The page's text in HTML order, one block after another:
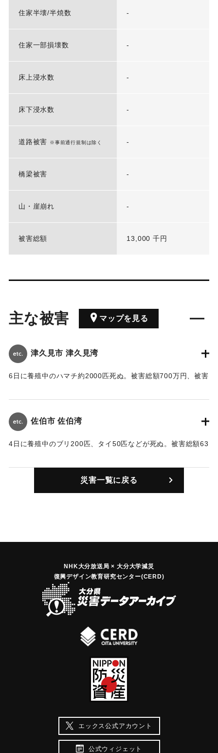
住家半壊/半焼数 -
住家一部損壊数 -
床上浸水数 -
床下浸水数 -
道路被害 ※事前通行規制は除く -
橋梁被害 -
山・崖崩れ -
被害総額 13,000 千円
主な被害 マップを見る
津久見市 津久見湾
6日に養殖中のハマチ約2000匹死ぬ。被害総額700万円、被害
佐伯市 佐伯湾
4日に養殖中のブリ200匹、タイ50匹などが死ぬ。被害総額63
265匹、チダイ5500匹など死ぬ。被害総額約500万円。
災害一覧に戻る
NHK大分放送局 × 大分大学減災
復興デザイン教育研究センター(CERD)
エックス公式アカウント
公式ウィジェット